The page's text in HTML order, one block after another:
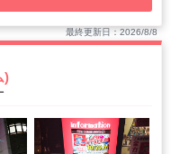
最終更新日：2026/8/8
)